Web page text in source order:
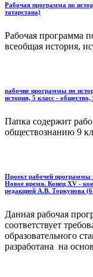
Рабочая программа по
татарстана)
Рабочая программа
всеобщая история,
рабочие программы по
история, 5 класс -
Папка содержит
обществознанию 9
Проект рабочей
Новое время. Конец XV -
редакцией А.В. Торкунова
Данная рабочая
соответствует
образовательного
разработана на